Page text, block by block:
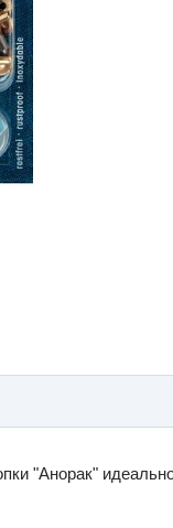
"Анорак"